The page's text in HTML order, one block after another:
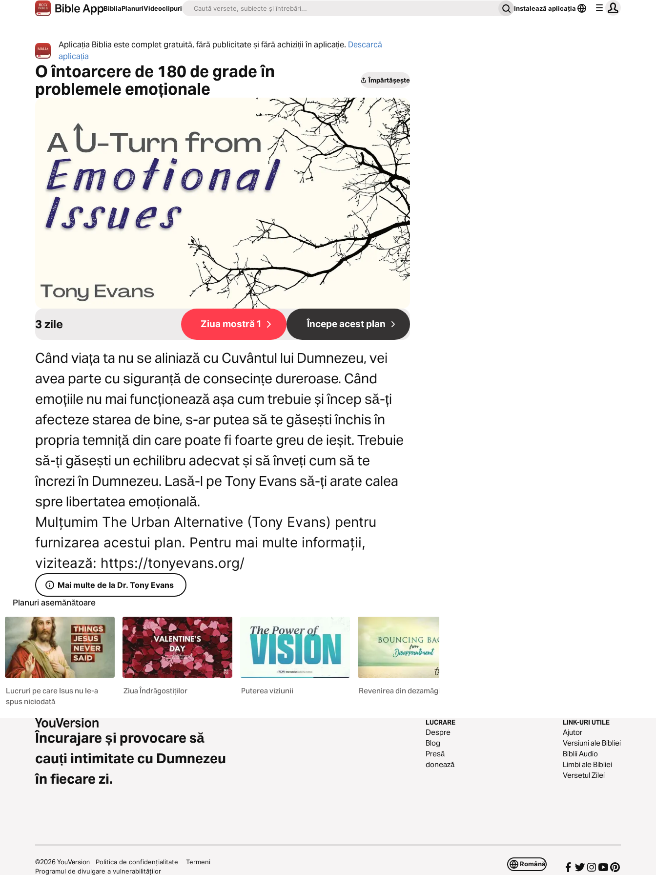
BibliaPlanuriVideoclipuri Instalează aplicația
Aplicația Biblia este complet gratuită, fără publicitate și fără achiziții în aplicație. Descarcă
aplicația
O întoarcere de 180 de grade în
problemele emoționale
Împărtășește
3 zile Ziua mostră 1 Începe acest plan
Când viața ta nu se aliniază cu Cuvântul lui Dumnezeu, vei
avea parte cu siguranță de consecințe dureroase. Când
emoțiile nu mai funcționează așa cum trebuie și încep să-ți
afecteze starea de bine, s-ar putea să te găsești închis în
propria temniță din care poate fi foarte greu de ieșit. Trebuie
să-ți găsești un echilibru adecvat și să înveți cum să te
încrezi în Dumnezeu. Lasă-l pe Tony Evans să-ți arate calea
spre libertatea emoțională.
Mulțumim The Urban Alternative (Tony Evans) pentru
furnizarea acestui plan. Pentru mai multe informații,
vizitează: https://tonyevans.org/
Mai multe de la Dr. Tony Evans
Planuri asemănătoare
Lucruri pe care Isus nu le-a
spus niciodată
Ziua Îndrăgostiților Puterea viziunii Revenirea din dezamăgire
Încurajare și provocare să
cauți intimitate cu Dumnezeu
în fiecare zi.
LUCRARE
Despre
Blog
Presă
donează
LINK-URI UTILE
Ajutor
Versiuni ale Bibliei
Biblii Audio
Limbi ale Bibliei
Versetul Zilei
Română
©2026YouVersion Politica de confidențialitate
Termeni
Programul de divulgare a vulnerabilităților